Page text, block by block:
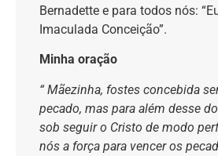
Bernadette e para todos nós:
Imaculada Conceição”.
Minha oração
“ Mãezinha, fostes concebida
pecado, mas para além desse
sob seguir o Cristo de modo
nós a força para vencer os